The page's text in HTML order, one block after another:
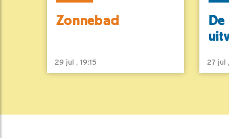
Zonnebad
29 jul , 19:15 27 jul